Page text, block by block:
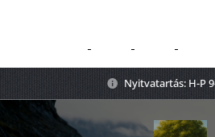
Nyitvatartás: H-P